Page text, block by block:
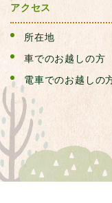
アクセス
所在地
車でのお越しの方
電車でのお越しの